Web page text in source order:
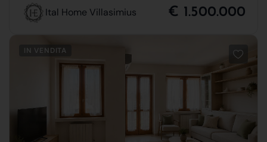
Ital Home Villasimius € 1.500.000
IN VENDITA